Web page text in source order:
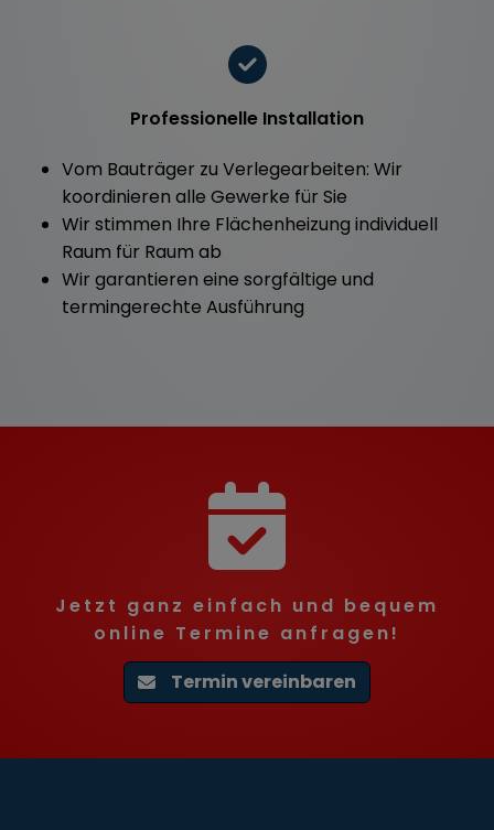
Professionelle Installation
Vom Bauträger zu Verlegearbeiten: Wir
koordinieren alle Gewerke für Sie
Wir stimmen Ihre Flächenheizung individuell
Raum für Raum ab
Wir garantieren eine sorgfältige und
termingerechte Ausführung
Jetzt ganz einfach und bequem
online Termine anfragen!
Termin vereinbaren